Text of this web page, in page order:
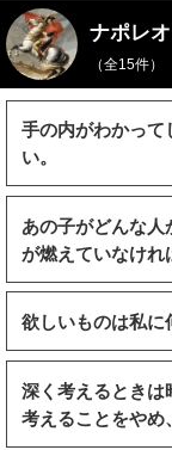
ナポレ
（全15件）
手の内がわかって
い。
あの子がどんな
が燃えていなけれ
欲しいものは私に
深く考えるときは
考えることをやめ